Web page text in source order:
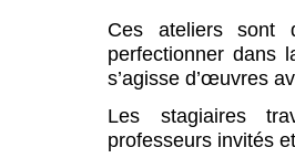
Ces ateliers sont
perfectionner dans
s’agisse d’œuvres
Les stagiaires
professeurs invités